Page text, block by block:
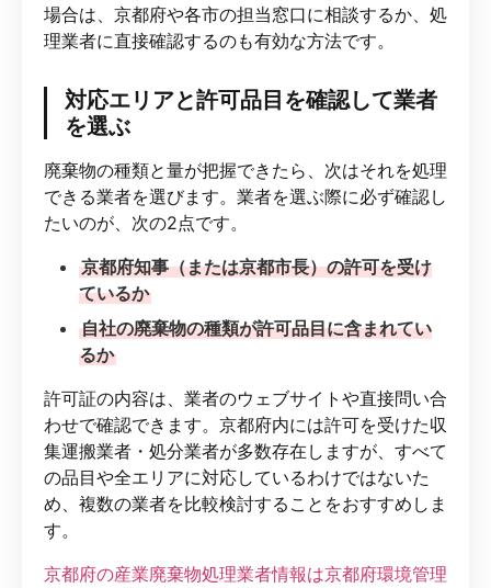
場合は、京都府や各市の担当窓口に相談するか、処
理業者に直接確認するのも有効な方法です。
対応エリアと許可品目を確認して業者
を選ぶ
廃棄物の種類と量が把握できたら、次はそれを処理
できる業者を選びます。業者を選ぶ際に必ず確認し
たいのが、次の2点です。
京都府知事（または京都市長）の許可を受け
ているか
自社の廃棄物の種類が許可品目に含まれてい
るか
許可証の内容は、業者のウェブサイトや直接問い合
わせで確認できます。京都府内には許可を受けた収
集運搬業者・処分業者が多数存在しますが、すべて
の品目や全エリアに対応しているわけではないた
め、複数の業者を比較検討することをおすすめしま
す。
京都府の産業廃棄物処理業者情報は京都府環境管理